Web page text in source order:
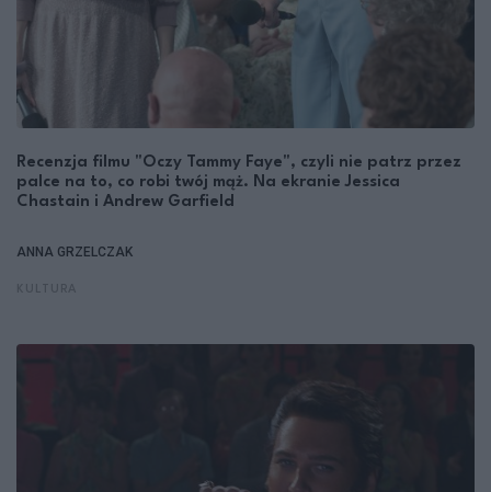
Recenzja filmu "Oczy Tammy Faye", czyli nie patrz przez
palce na to, co robi twój mąż. Na ekranie Jessica
Chastain i Andrew Garfield
ANNA GRZELCZAK